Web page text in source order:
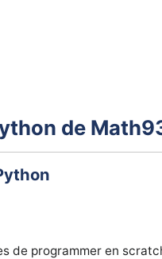
de
de programmer en